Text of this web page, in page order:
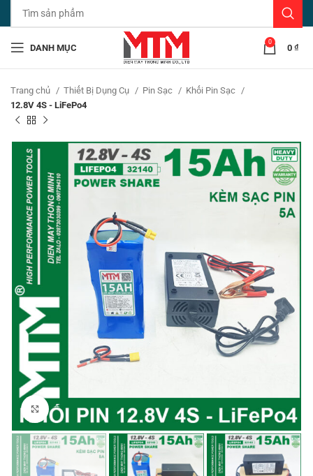
DANH MỤC
0
0 ₫
Trang chủ Thiết Bị Dụng Cụ Pin Sạc
Khối Pin Sạc
12.8V 4S - LiFePo4
Click to enlarge